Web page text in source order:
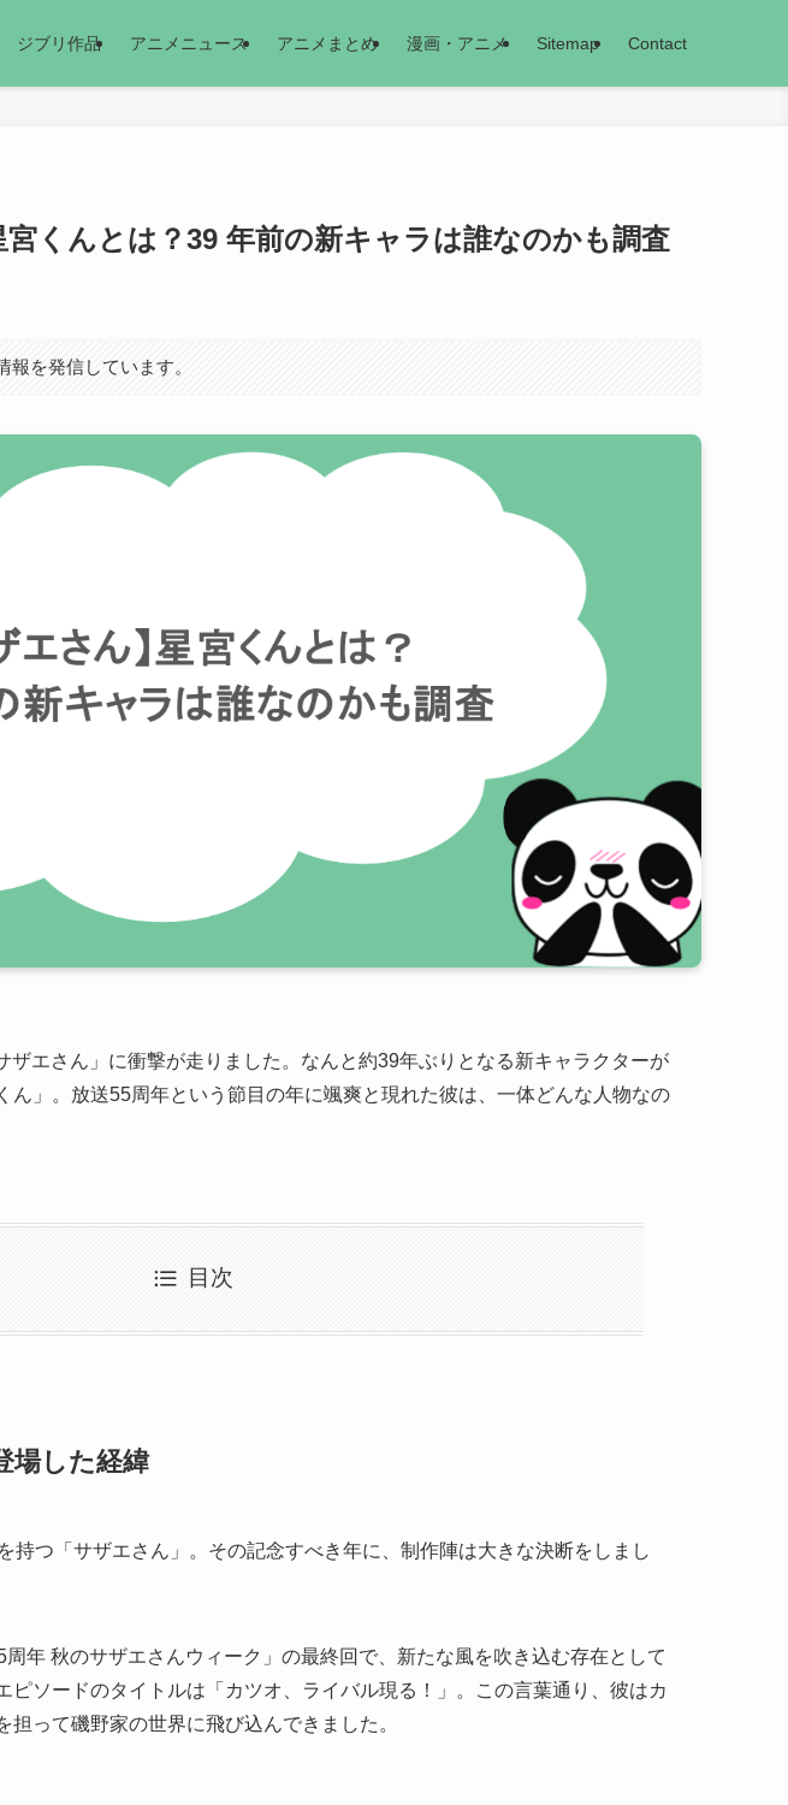
ジブリ作品 アニメニュース アニメまとめ 漫画・アニメ Sitemap Contact
宮くんとは？39 年前の新キャラは誰なのかも調査
を発信しています。
ザエさん」に衝撃が走りました。なんと約39年ぶりとなる新キャラクターが
ん」。放送55周年という節目の年に颯爽と現れた彼は、一体どんな人物なの
目次
場した経緯
持つ「サザエさん」。その記念すべき年に、制作陣は大きな決断をしまし
年 秋のサザエさんウィーク」の最終回で、新たな風を吹き込む存在として
ピソードのタイトルは「カツオ、ライバル現る！」。この言葉通り、彼はカ
って磯野家の世界に飛び込んできました。